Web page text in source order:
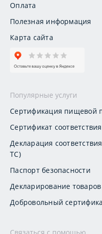
Оплата
Полезная информация
Карта сайта
Популярные услуги
Сертификация пищевой
Сертификат
Декларация
ТС)
Паспорт безопасности
Декларирование
Добровольный